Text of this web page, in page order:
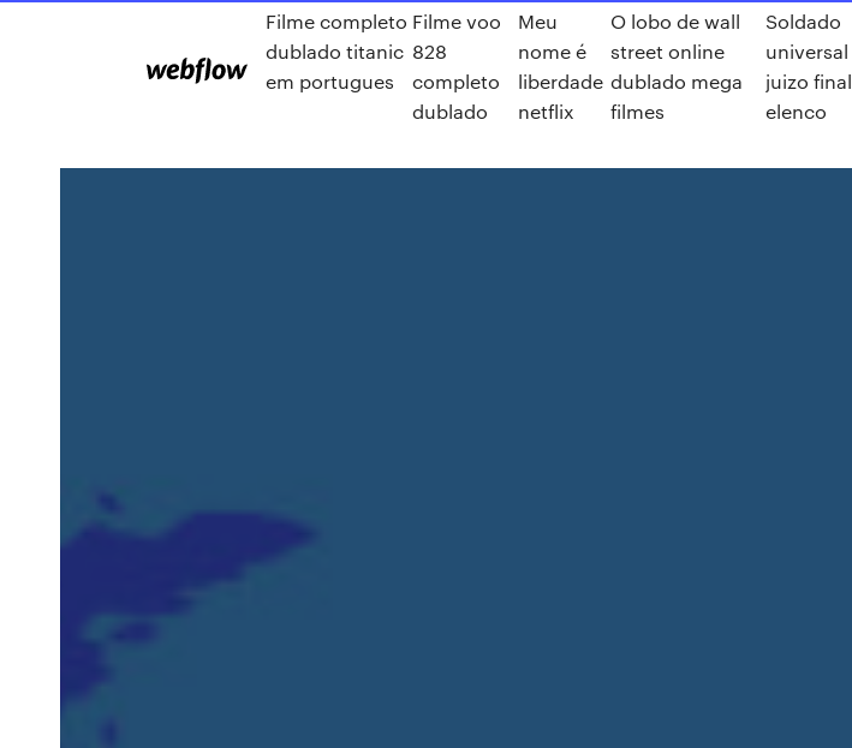
Filme completo
dublado titanic
em portugues
Filme voo
828
completo
dublado
Meu
nome é
liberdade
netflix
O lobo de wall
street online
dublado mega
filmes
Soldado
universal
juizo final
elenco